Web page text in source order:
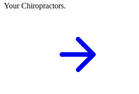
Your Chiropractors.